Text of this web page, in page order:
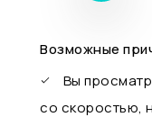
Возможные
Вы
со скоростью,